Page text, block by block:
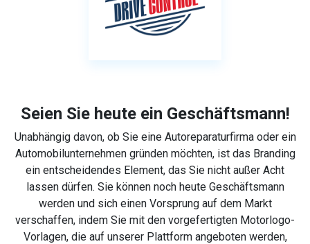
Seien Sie heute ein Geschäftsmann!
Unabhängig davon, ob Sie eine Autoreparaturfirma oder ein
Automobilunternehmen gründen möchten, ist das Branding
ein entscheidendes Element, das Sie nicht außer Acht
lassen dürfen. Sie können noch heute Geschäftsmann
werden und sich einen Vorsprung auf dem Markt
verschaffen, indem Sie mit den vorgefertigten Motorlogo-
Vorlagen, die auf unserer Plattform angeboten werden,